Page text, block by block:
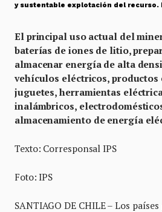
y sustentable explotación del recurso.
El principal uso actual del
baterías de iones de litio,
almacenar energía de alta
vehículos eléctricos, productos
juguetes, herramientas
inalámbricos,
almacenamiento de energía
Texto: Corresponsal IPS
Foto: IPS
SANTIAGO DE CHILE – Los